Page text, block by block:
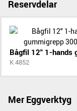
Reservdelar
K 4852
Mer Eggverktyg